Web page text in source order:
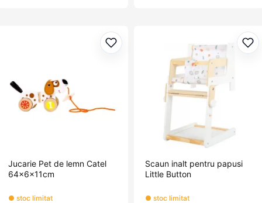
Adaugă la favorite
Jucarie Pet de lemn Catel
64x6x11cm
● stoc limitat
Scaun inalt pentru papusi
Little Button
● stoc limitat